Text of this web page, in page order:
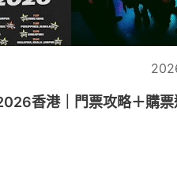
香港｜門票攻略＋購票